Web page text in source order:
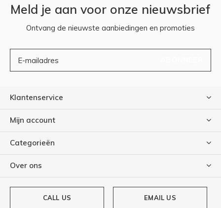
Meld je aan voor onze nieuwsbrief
Ontvang de nieuwste aanbiedingen en promoties
Klantenservice
Mijn account
Categorieën
Over ons
CALL US EMAIL US